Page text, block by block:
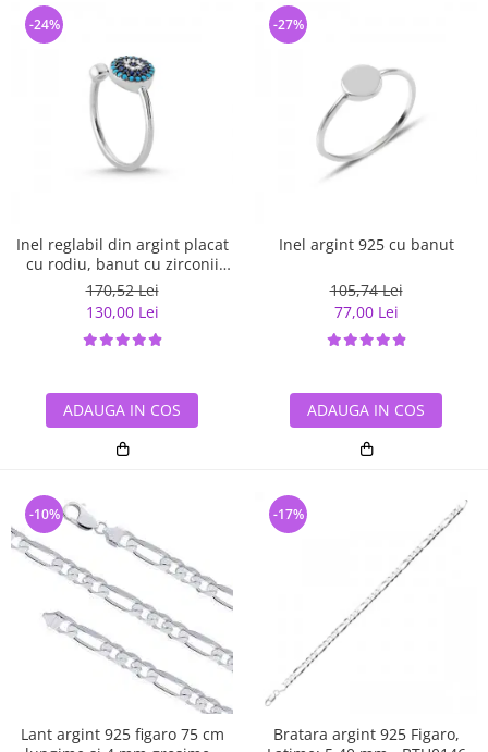
Inel reglabil din argint placat
cu rodiu, banut cu zirconii
albe si albastre
170,52 Lei
130,00 Lei
-24%
ADAUGA IN COS
Inel argint 925 cu banut
105,74 Lei
77,00 Lei
-27%
ADAUGA IN COS
Lant argint 925 figaro 75 cm
-10%
Bratara argint 925 Figaro,
-17%